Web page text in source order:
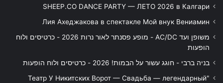
SHEEP.CO DANCE PARTY — ЛЕТО 2026 в Калгари
Лия Ахеджакова в спектакле Мой внук Вениамин
משופן ועד AC/DC - מופע פסנתר לאור נרות 2026 - כרטיסים ולוח
הופעות
בניה ברבי - חוגג עשור על הבמות! 2026 - כרטיסים ולוח הופעות
"Театр У Никитских Ворот — Свадьба — легендарный